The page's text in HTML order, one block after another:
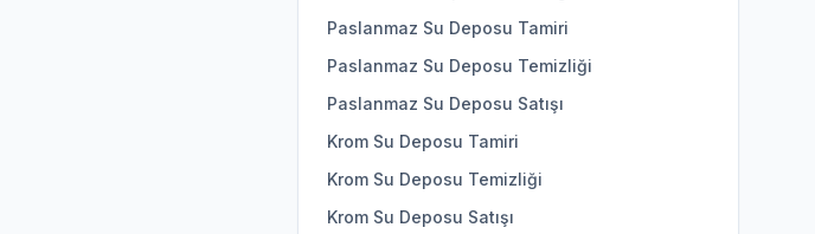
Paslanmaz Su Deposu Tamiri
Paslanmaz Su Deposu Temizliği
Paslanmaz Su Deposu Satışı
Krom Su Deposu Tamiri
Krom Su Deposu Temizliği
Krom Su Deposu Satışı